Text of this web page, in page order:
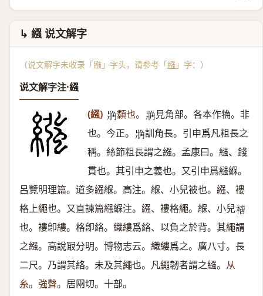
↳ 繦 说文解字
（说文解字未收录「繈」字头，请参考「繦 」字：）
说文解字注·繦
(繦) 𧢼 纇也。 𧢼 見角部。各本作觕。非
也。今正。 𧢼 訓角長。引申爲凡粗長之
稱。絲節粗長謂之繦。孟康曰。繦、錢
貫也。其引申之義也。又引申爲繦緥。
呂覽明理篇。道多繦緥。高注。緥、小兒被也。繦、褸
格上繩也。又直諫篇繦緥注。繦、褸格繩。緥、小兒𧝐
也。褸卽縷。格卽絡。織縷爲絡、以負之於背。其繩謂
之繦。高說冣分明。博物志云。織縷爲之。廣八寸。長
二尺。乃謂其絡。未及其繩也。凡繩韌者謂之繦。 从
糸。強聲。 居㒳切。十部。